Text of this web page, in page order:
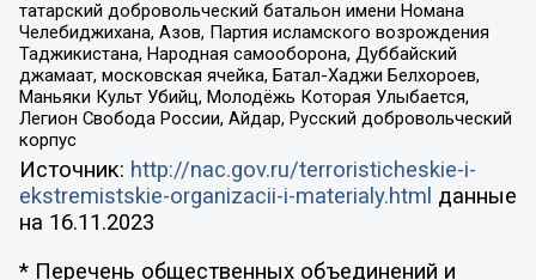
татарский добровольческий батальон имени Номана
Челебиджихана, Азов, Партия исламского возрождения
Таджикистана, Народная самооборона, Дуббайский
джамаат, московская ячейка, Батал-Хаджи Белхороев,
Маньяки Культ Убийц, Молодёжь Которая Улыбается,
Легион Свобода России, Айдар, Русский добровольческий
корпус
Источник: http://nac.gov.ru/terroristicheskie-i-
ekstremistskie-organizacii-i-materialy.html данные
на 16.11.2023
* Перечень общественных объединений и